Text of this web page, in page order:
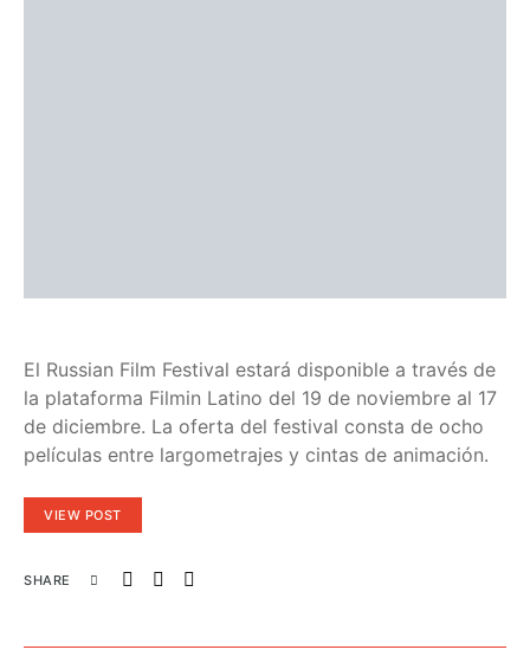
El Russian Film Festival estará disponible a través de
la plataforma Filmin Latino del 19 de noviembre al 17
de diciembre. La oferta del festival consta de ocho
películas entre largometrajes y cintas de animación.
VIEW POST
SHARE